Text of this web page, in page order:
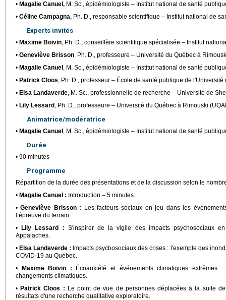
• Magalie Canuel, M. Sc., épidémiologiste – Institut national de santé
• Céline Campagna, Ph. D., responsable scientifique – Institut national de
Experts invités
• Maxime Boivin, Ph. D., conseillère scientifique spécialisée – Institut
• Geneviève Brisson, Ph. D., professeure – Université du Québec à
• Magalie Canuel , M. Sc., épidémiologiste – Institut national de santé
• Patrick Cloos, Ph. D., professeur – École de santé publique de l'Université
• Elsa Landaverde, M. Sc., professionnelle de recherche – Université de
• Lily Lessard , Ph. D., professeure – Université du Québec à Rimouski
Animatrice/modératrice
• Magalie Canuel , M. Sc., épidémiologiste – Institut national de santé
Durée
• 90 minutes
Programme
Répartition de la durée des présentations et de la discussion selon le
• Magalie Canuel : Introduction – 5 minutes.
•Geneviève Brisson : Les facteurs sociaux en jeu dans les
l’épreuve du terrain.
•
Lily Lessard : S'inspirer de la vigile des impacts psychosociaux
Appalaches.
• Elsa Landaverde : Impacts psychosociaux des crises : l'exemple des
COVID-19 au Québec.
•
Maxime Boivin : Écoanxiété et événements climatiques extrêmes
changements climatiques.
• Patrick Cloos : Le point de vue de personnes déplacées à la suite
résultats d'une recherche qualitative exploratoire.